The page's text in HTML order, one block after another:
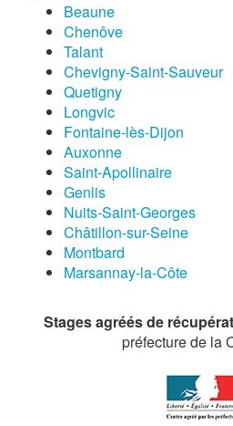
Beaune
Chenôve
Talant
Chevigny-Saint-Sauveur
Quetigny
Longvic
Fontaine-lès-Dijon
Auxonne
Saint-Apollinaire
Genlis
Nuits-Saint-Georges
Châtillon-sur-Seine
Montbard
Marsannay-la-Côte
Stages agréés de
préfecture de la